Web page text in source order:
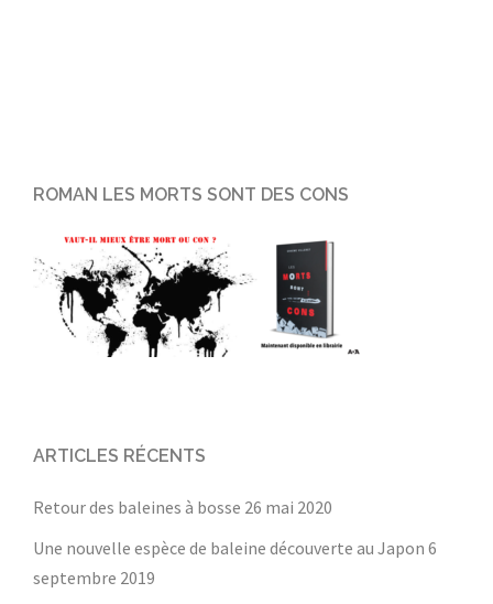
ROMAN LES MORTS SONT DES CONS
ARTICLES RÉCENTS
Retour des baleines à bosse 26 mai 2020
Une nouvelle espèce de baleine découverte au Japon 6
septembre 2019